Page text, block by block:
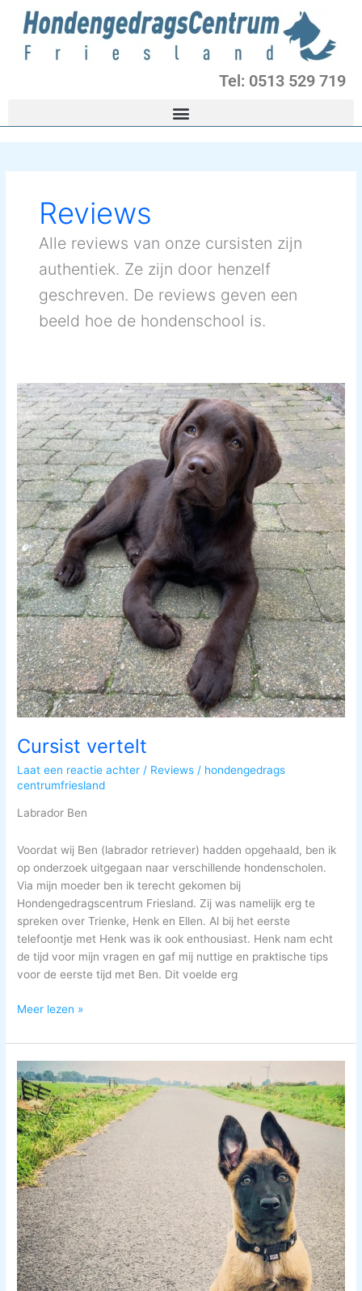
inhoud
Tel: 0513 529 719
Reviews
Alle reviews van onze cursisten zijn
authentiek. Ze zijn door henzelf
geschreven. De reviews geven een
beeld hoe de hondenschool is.
Cursist vertelt
Laat een reactie achter / Reviews / hondengedrags
centrumfriesland
Labrador Ben
Voordat wij Ben (labrador retriever) hadden opgehaald, ben ik
op onderzoek uitgegaan naar verschillende hondenscholen.
Via mijn moeder ben ik terecht gekomen bij
Hondengedragscentrum Friesland. Zij was namelijk erg te
spreken over Trienke, Henk en Ellen. Al bij het eerste
telefoontje met Henk was ik ook enthousiast. Henk nam echt
de tijd voor mijn vragen en gaf mij nuttige en praktische tips
voor de eerste tijd met Ben. Dit voelde erg
Cursist
vertelt
Meer lezen »
Cursist
vertelt